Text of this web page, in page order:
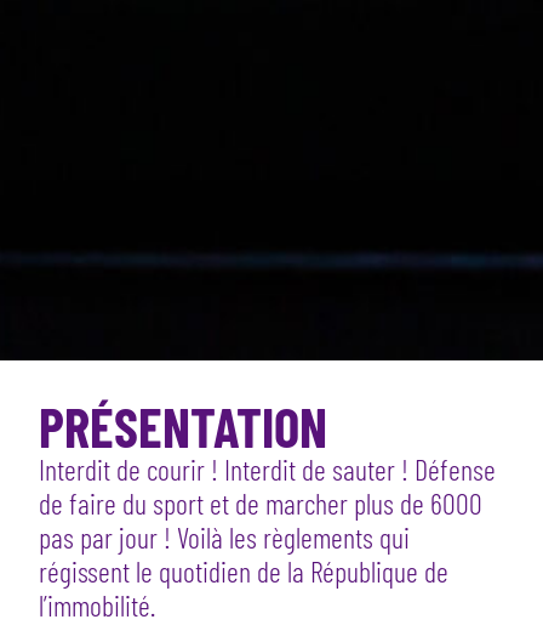
PRÉSENTATION
Interdit de courir ! Interdit de sauter ! Défense
de faire du sport et de marcher plus de 6000
pas par jour ! Voilà les règlements qui
régissent le quotidien de la République de
l’immobilité.